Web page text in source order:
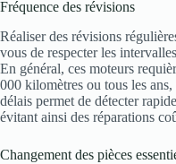
Fréquence des révisions
Réaliser des révisions
vous de respecter les
En général, ces moteurs
000 kilomètres ou tous les ans,
délais permet de détecter
évitant ainsi des réparations
Changement des pièces